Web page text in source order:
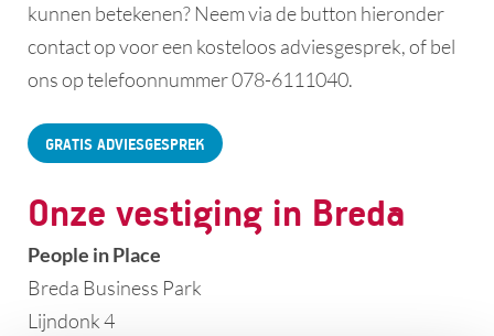
kunnen betekenen? Neem via de button hieronder
contact op voor een kosteloos adviesgesprek, of bel
ons op telefoonnummer 078-6111040.
GRATIS ADVIESGESPREK
Onze vestiging in Breda
People in Place
Breda Business Park
​Lijndonk 4